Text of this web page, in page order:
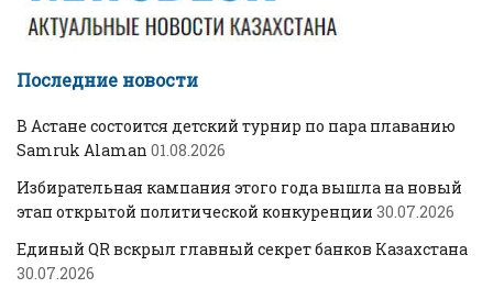
Последние новости
В Астане состоится детский турнир по пара плаванию
Samruk Alaman 01.08.2026
Избирательная кампания этого года вышла на новый
этап открытой политической конкуренции 30.07.2026
Единый QR вскрыл главный секрет банков Казахстана
30.07.2026